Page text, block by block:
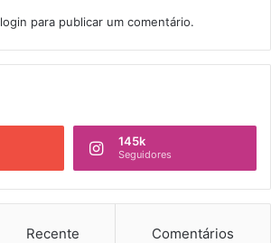
login para publicar um comentário.
145k
Seguidores
Recente Comentários